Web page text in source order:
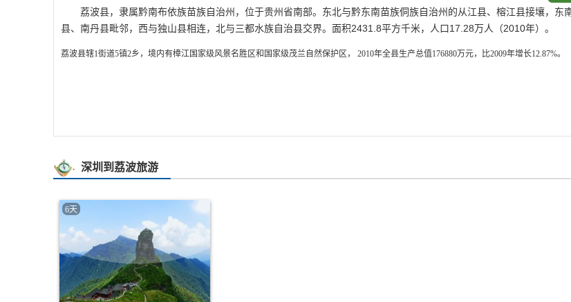
荔波县，隶属黔南布依族苗族自治州，位于贵州省南部。东北与黔东南苗族侗族自治州的从江县、榕江县接壤，东
县、南丹县毗邻，西与独山县相连，北与三都水族自治县交界。面积2431.8平方千米，人口17.28万人（2010年）。
荔波县辖1街道5镇2乡，境内有樟江国家级风景名胜区和国家级茂兰自然保护区， 2010年全县生产总值176880万元，比2009年增长12.87%。
深圳到荔波旅游
6天